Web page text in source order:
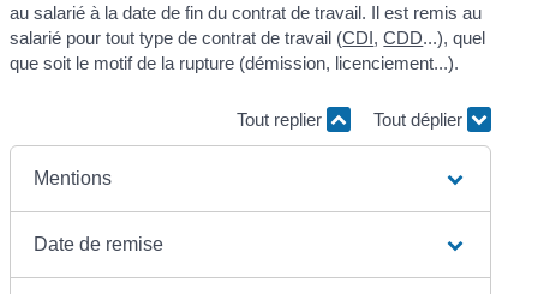
au salarié à la date de fin du contrat de travail. Il est remis au
salarié pour tout type de contrat de travail (CDI,CDD...), quel
que soit le motif de la rupture (démission, licenciement...).
Tout replier Tout déplier
Mentions
Date de remise